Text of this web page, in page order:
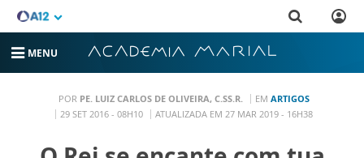
MENU
POR PE. LUIZ CARLOS DE OLIVEIRA, C.SS.R. EM ARTIGOS
29 SET 2016 - 08H10
ATUALIZADA EM 27 MAR 2019 - 16H38